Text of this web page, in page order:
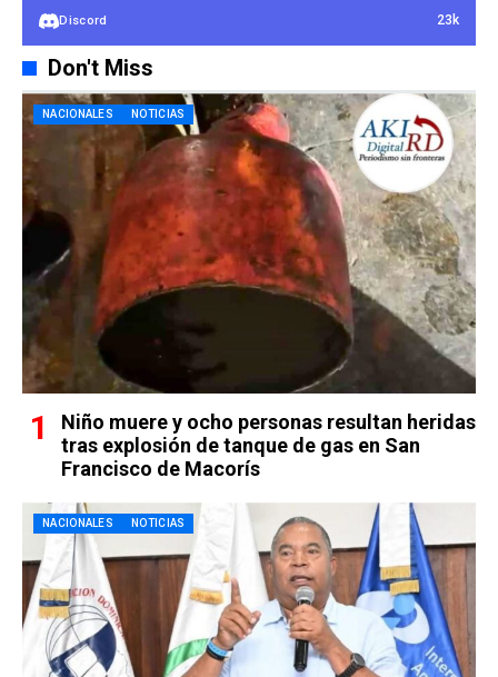
Discord 23k
Don't Miss
NACIONALES NOTICIAS
Niño muere y ocho personas resultan heridas
tras explosión de tanque de gas en San
Francisco de Macorís
NACIONALES NOTICIAS